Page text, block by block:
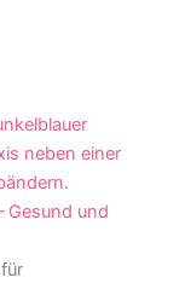
Gesund und